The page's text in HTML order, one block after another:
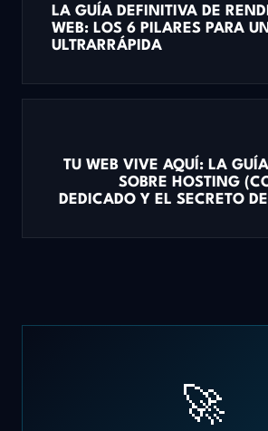
LA GUÍA DEFINITIVA DE
WEB: LOS 6 PILARES PARA
ULTRARRÁPIDA
TU WEB VIVE AQUÍ: LA
SOBRE HOSTING
DEDICADO Y EL SECRETO
🚀